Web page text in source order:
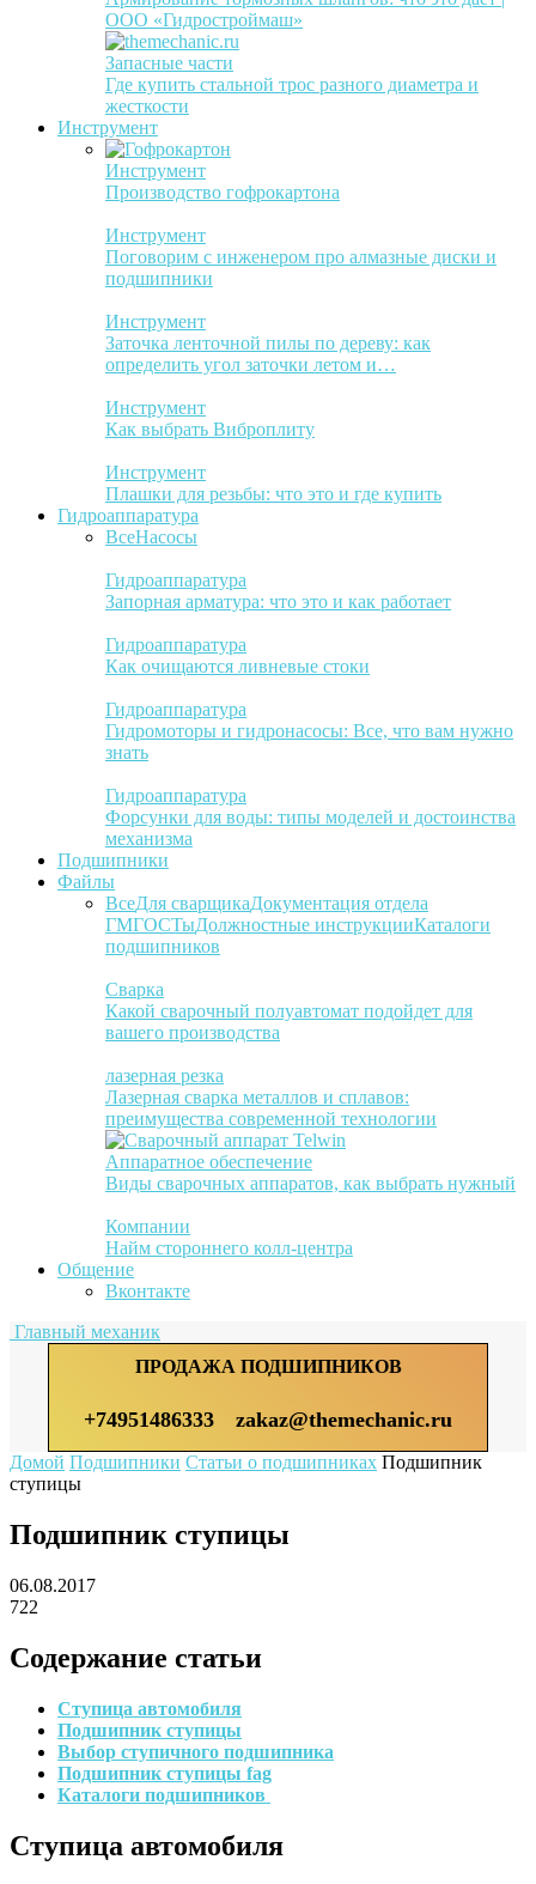
ООО «Гидростроймаш»
Запасные части
Где купить стальной трос разного диаметра и
жесткости
Инструмент
Инструмент
Производство гофрокартона
Инструмент
Поговорим с инженером про алмазные диски и
подшипники
Инструмент
Заточка ленточной пилы по дереву: как
определить угол заточки летом и…
Инструмент
Как выбрать Виброплиту
Инструмент
Плашки для резьбы: что это и где купить
Гидроаппаратура
ВсеНасосы
Гидроаппаратура
Запорная арматура: что это и как работает
Гидроаппаратура
Как очищаются ливневые стоки
Гидроаппаратура
Гидромоторы и гидронасосы: Все, что вам нужно
знать
Гидроаппаратура
Форсунки для воды: типы моделей и достоинства
механизма
Подшипники
Файлы
ВсеДля сварщикаДокументация отдела
ГМГОСТыДолжностные инструкцииКаталоги
подшипников
Сварка
Какой сварочный полуавтомат подойдет для
вашего производства
лазерная резка
Лазерная сварка металлов и сплавов:
преимущества современной технологии
Аппаратное обеспечение
Виды сварочных аппаратов, как выбрать нужный
Компании
Найм стороннего колл-центра
Общение
Вконтакте
Главный механик
ПРОДАЖА ПОДШИПНИКОВ
+74951486333 zakaz@themechanic.ru
Домой Подшипники Статьи о подшипниках Подшипник
ступицы
Подшипник ступицы
06.08.2017
722
Содержание статьи
Ступица автомобиля
Подшипник ступицы
Выбор ступичного подшипника
Подшипник ступицы fag
Каталоги подшипников
Ступица автомобиля